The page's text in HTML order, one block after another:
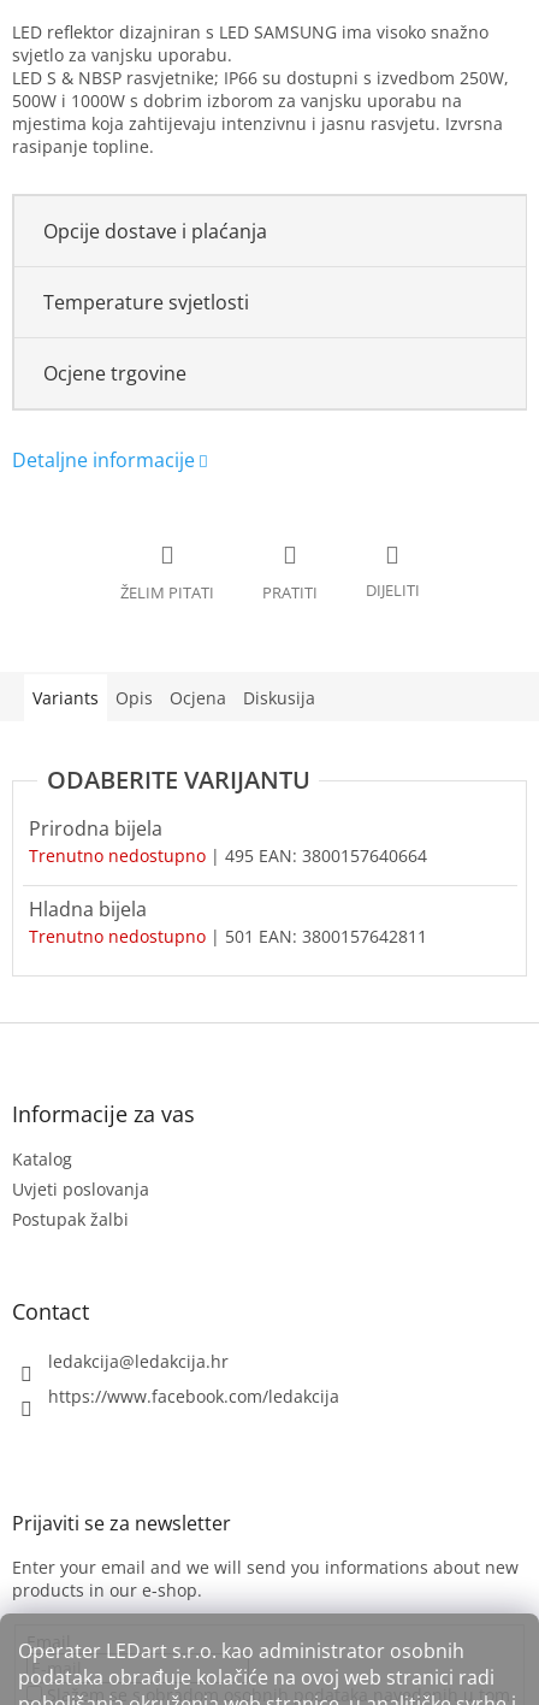
Operater LEDart s.r.o. kao administrator osobnih
podataka obrađuje kolačiće na ovoj web stranici radi
Measure
price:
LED reflektor dizajniran s LED SAMSUNG ima visoko snažno
svjetlo za vanjsku uporabu.
LED S & NBSP rasvjetnike; IP66 su dostupni s izvedbom 250W,
500W i 1000W s dobrim izborom za vanjsku uporabu na
mjestima koja zahtijevaju intenzivnu i jasnu rasvjetu. Izvrsna
rasipanje topline.
Opcije dostave i plaćanja
Temperature svjetlosti
Ocjene trgovine
Variants Opis Ocjena Diskusija
Prirodna bijela
Trenutno nedostupno | 495 EAN: 3800157640664
Hladna bijela
Trenutno nedostupno | 501 EAN: 3800157642811
F
Informacije za vas
Katalog
Uvjeti poslovanja
Postupak žalbi
Contact
ledakcija@ledakcija.hr
https://www.facebook.com/ledakcija
Enter your email and we will send you informations about new
products in our e-shop.
Email
Slažem se s obradom osobnih podataka navedenih u tom